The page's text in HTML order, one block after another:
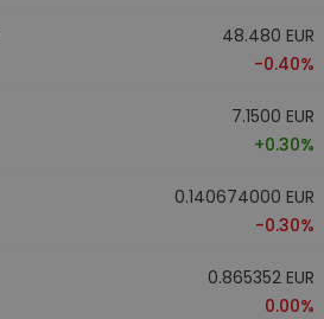
48.480 EUR
-0.40%
7.1500 EUR
+0.30%
0.140674000 EUR
-0.30%
0.865352 EUR
0.00%